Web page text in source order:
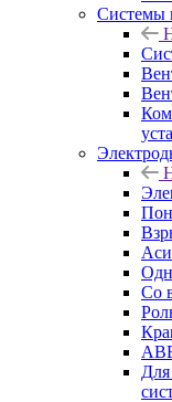
Системы
Со